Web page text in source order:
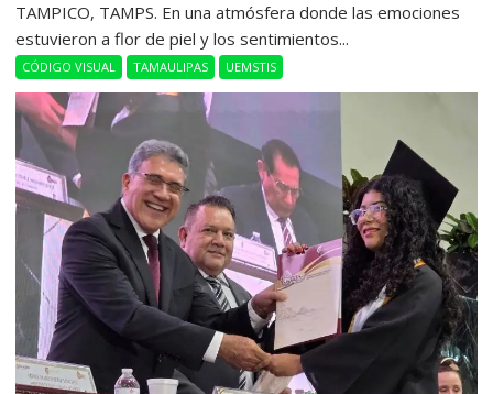
​TAMPICO, TAMPS. En una atmósfera donde las emociones
estuvieron a flor de piel y los sentimientos...
CÓDIGO VISUAL TAMAULIPAS UEMSTIS